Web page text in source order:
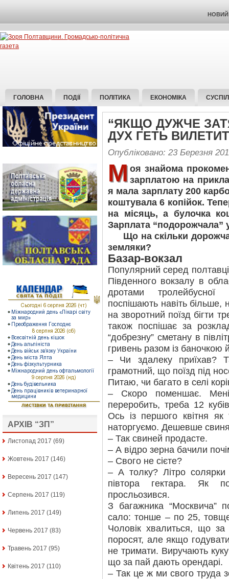
НОВИЙ
ГОЛОВНА ПОДІЇ ПОЛІТИКА ЕКОНОМІКА
АРХІВ “ЗП”
Листопад 2017 (69)
Жовтень 2017 (146)
Вересень 2017 (147)
Серпень 2017 (119)
Липень 2017 (149)
Червень 2017 (83)
Травень 2017 (95)
Квітень 2017 (110)
“ЯКЩО ДУЖЧЕ
ДУХ ГЕТЬ
Опубліковано: 23 Березня
М оя знайома
зарплатою на
я мала зарплату 200
коштувала 6 копійок.
на місяць, а булочка
Зарплата “подорожчала”
Що на скільки
земляки?
Базар-вокзал
Популярний серед
Південного вокзалу в
дротами тролейбусної
поспішають навіть більше,
на зворотний поїзд бігти
також поспішає за
“добрезну” сметану в
гривень разом із баночкою
– Чи здалеку приїхав?
грамотний, що поїзд під
Питаю, чи багато в селі
– Скоро поменшає.
переробить, треба 12
Ось із першого квітня як
наторгуємо. Дешевше
– Так свиней продасте.
– А відро зерна бачили
– Свого не сієте?
– А толку? Літро
півтора гектара. Як
просльозився.
З багажника “Москвича”
сало: тонше – по 25,
Чоловік хвалиться, що за
поросят, але якщо
не тримати. Виручають
що за пай дають орендарі.
– Так це ж ми свого труда